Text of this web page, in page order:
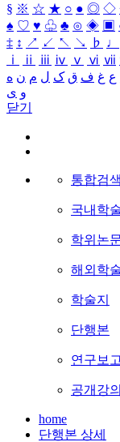
§ ※ ☆ ★ ○ ● ◎ ◇
♠ ♡ ♥ ♧ ♣ ⊙ ◈ ▣
‡ ↕ ↗ ↙ ↖ ↘ ♭ ♩
ⅰ
ⅱ ⅲ ⅳ ⅴ ⅵ ⅶ
ع غ ف ق ک ل م ن ه
و ی
닫기
통합검색
국내학
학위논
해외학
학술지
단행본
연구보
공개강의
home
단행본 상세